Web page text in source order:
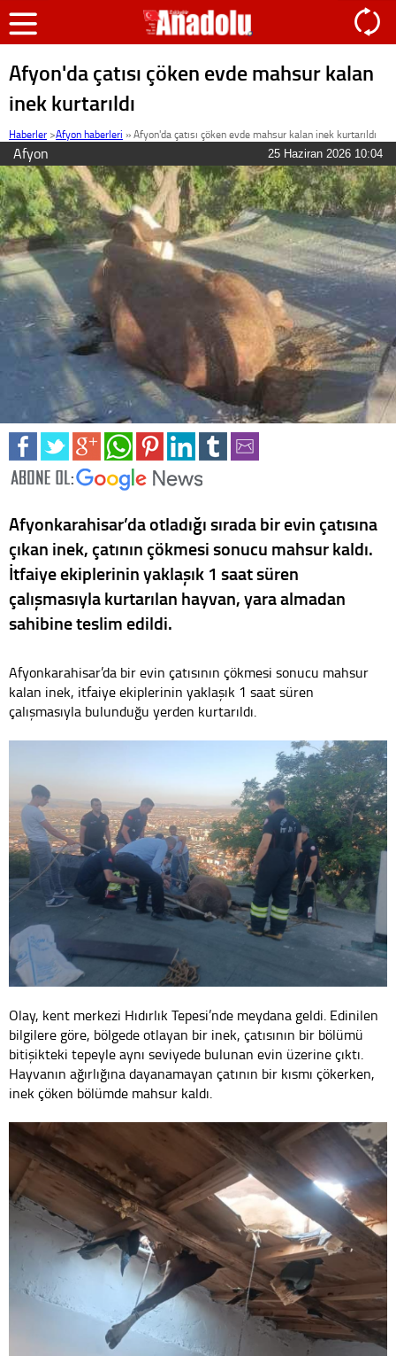
Afyon'da çatısı çöken evde mahsur kalan
inek kurtarıldı
Haberler >Afyon haberleri »Afyon'da çatısı çöken evde mahsur kalan inek kurtarıldı
Afyon 25 Haziran 2026 10:04
Afyonkarahisar’da otladığı sırada bir evin çatısına
çıkan inek, çatının çökmesi sonucu mahsur kaldı.
İtfaiye ekiplerinin yaklaşık 1 saat süren
çalışmasıyla kurtarılan hayvan, yara almadan
sahibine teslim edildi.
Afyonkarahisar’da bir evin çatısının çökmesi sonucu mahsur
kalan inek, itfaiye ekiplerinin yaklaşık 1 saat süren
çalışmasıyla bulunduğu yerden kurtarıldı.
Olay, kent merkezi Hıdırlık Tepesi’nde meydana geldi. Edinilen
bilgilere göre, bölgede otlayan bir inek, çatısının bir bölümü
bitişikteki tepeyle aynı seviyede bulunan evin üzerine çıktı.
Hayvanın ağırlığına dayanamayan çatının bir kısmı çökerken,
inek çöken bölümde mahsur kaldı.